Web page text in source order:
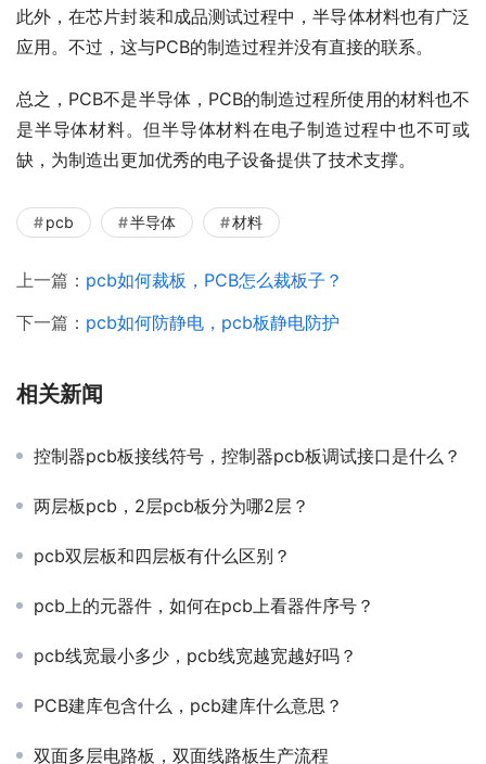
此外，在芯片封装和成品测试过程中，半导体材料也有广泛
应用。不过，这与PCB的制造过程并没有直接的联系。
总之，PCB不是半导体，PCB的制造过程所使用的材料也不
是半导体材料。但半导体材料在电子制造过程中也不可或
缺，为制造出更加优秀的电子设备提供了技术支撑。
pcb 半导体 材料
上一篇： pcb如何裁板，PCB怎么裁板子？
下一篇： pcb如何防静电，pcb板静电防护
相关新闻
控制器pcb板接线符号，控制器pcb板调试接口是什么？
两层板pcb，2层pcb板分为哪2层？
pcb双层板和四层板有什么区别？
pcb上的元器件，如何在pcb上看器件序号？
pcb线宽最小多少，pcb线宽越宽越好吗？
PCB建库包含什么，pcb建库什么意思？
双面多层电路板，双面线路板生产流程